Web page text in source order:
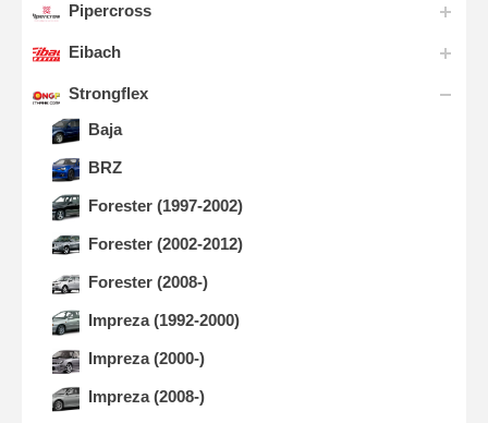
Pipercross
Eibach
Strongflex
Baja
BRZ
Forester (1997-2002)
Forester (2002-2012)
Forester (2008-)
Impreza (1992-2000)
Impreza (2000-)
Impreza (2008-)